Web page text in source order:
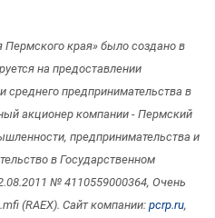
края» было создано в
на предоставлении
среднего предпринимательства в
акционер компании - Пермский
предпринимательства и
в Государственном
№ 4110559000364, Очень
(RAEX). Сайт компании: pcrp.ru,